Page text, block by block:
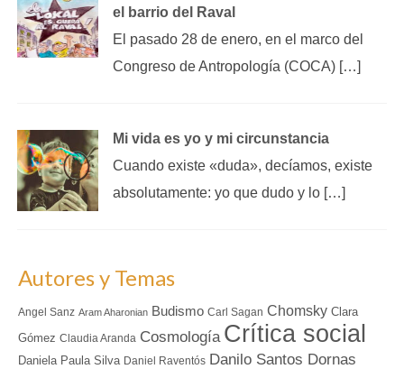
el barrio del Raval
El pasado 28 de enero, en el marco del
Congreso de Antropología (COCA) […]
Mi vida es yo y mi circunstancia
Cuando existe «duda», decíamos, existe
absolutamente: yo que dudo y lo […]
Autores y Temas
Angel Sanz Aram Aharonian Budismo Carl Sagan Chomsky Clara
Gómez Claudia Aranda Cosmología Crítica social
Daniela Paula Silva Daniel Raventós Danilo Santos Dornas